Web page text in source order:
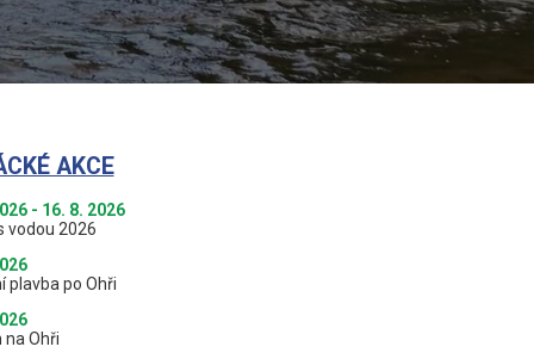
AKCE
- 16. 8. 2026
vodou 2026
plavba po Ohři
na Ohři